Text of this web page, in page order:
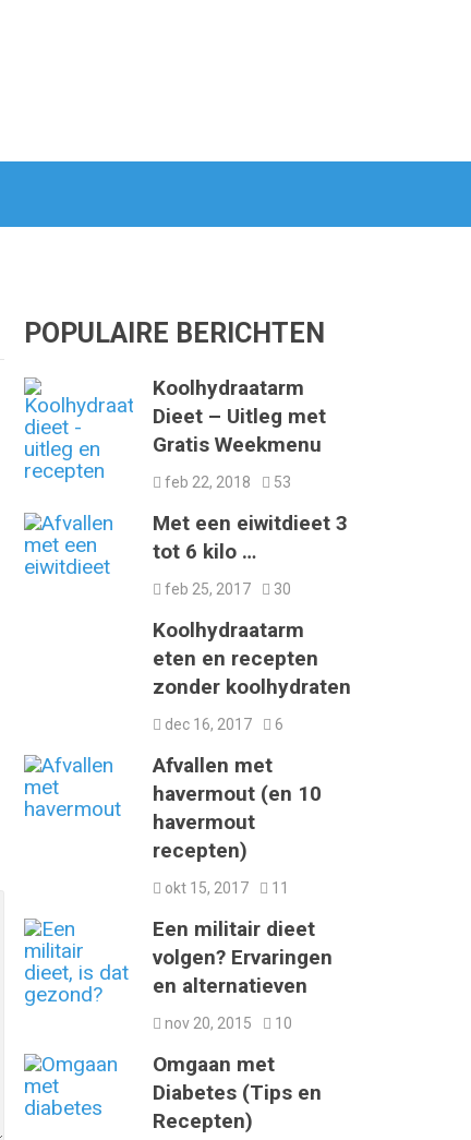
POPULAIRE BERICHTEN
Koolhydraatarm
Dieet – Uitleg met
Gratis Weekmenu
feb 22, 2018 53
Met een eiwitdieet 3
tot 6 kilo …
feb 25, 2017 30
Koolhydraatarm
eten en recepten
zonder koolhydraten
dec 16, 2017 6
Afvallen met
havermout (en 10
havermout
recepten)
okt 15, 2017 11
Een militair dieet
volgen? Ervaringen
en alternatieven
nov 20, 2015 10
Omgaan met
Diabetes (Tips en
Recepten)